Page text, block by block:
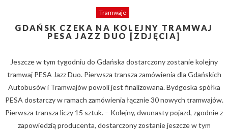
Tramwaje
GDAŃSK CZEKA NA KOLEJNY TRAMWAJ
PESA JAZZ DUO [ZDJĘCIA]
Jeszcze w tym tygodniu do Gdańska dostarczony zostanie kolejny
tramwaj PESA Jazz Duo. Pierwsza transza zamówienia dla Gdańskich
Autobusów i Tramwajów powoli jest finalizowana. Bydgoska spółka
PESA dostarczy w ramach zamówienia łącznie 30 nowych tramwajów.
Pierwsza transza liczy 15 sztuk. – Kolejny, dwunasty pojazd, zgodnie z
zapowiedzią producenta, dostarczony zostanie jeszcze w tym